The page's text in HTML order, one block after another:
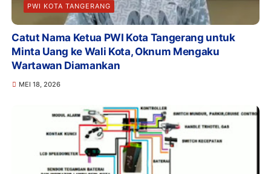
PWI KOTA TANGERANG
Catut Nama Ketua PWI Kota Tangerang untuk
Minta Uang ke Wali Kota, Oknum Mengaku
Wartawan Diamankan
MEI 18, 2026